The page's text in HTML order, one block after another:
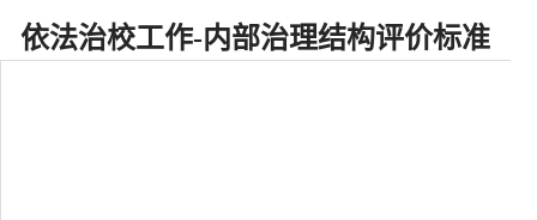
依法治校工作-内部治理结构评价标准